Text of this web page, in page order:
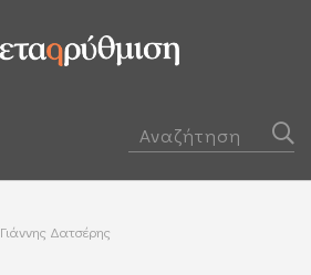
Γιάννης Δατσέρης